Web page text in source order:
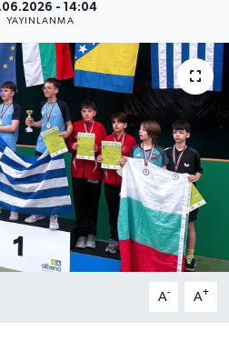
- 14:04
YAYINLANMA
A- A+